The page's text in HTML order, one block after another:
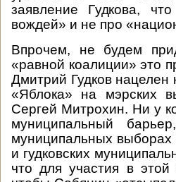
заявление Гудкова,
вождей» и не про
Впрочем, не будем
«равной коалиции» это
Дмитрий Гудков
«Яблока» на мэрских
Сергей Митрохин. Ни у
муниципальный
муниципальных выборах
и гудковских
что для участия в